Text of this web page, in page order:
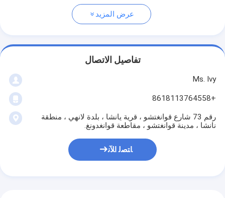
عرض المزيد
تفاصيل الاتصال
Ms. Ivy
+8618113764558
رقم 73 شارع قوانغتشو ، قرية يانشا ، بلدة لانهي ، منطقة
نانشا ، مدينة قوانغتشو ، مقاطعة قوانغدونغ.
ﺎﺘﺼﻟ ﺍﻶﻧ